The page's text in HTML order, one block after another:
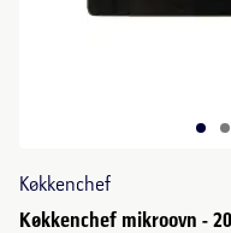
Køkkenchef
Køkkenchef mikroovn -